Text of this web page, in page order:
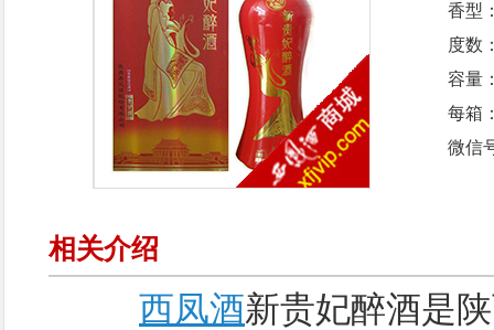
香型
度数
容量
每箱
微信
相关介绍
西凤酒新贵妃醉酒是